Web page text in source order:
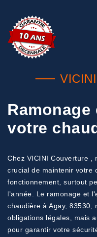
votre
Chez VICINI Couverture ,
crucial de maintenir votre
fonctionnement, surtout
l'année. Le ramonage et
chaudière à Agay, 83530,
obligations légales, mais
pour garantir votre